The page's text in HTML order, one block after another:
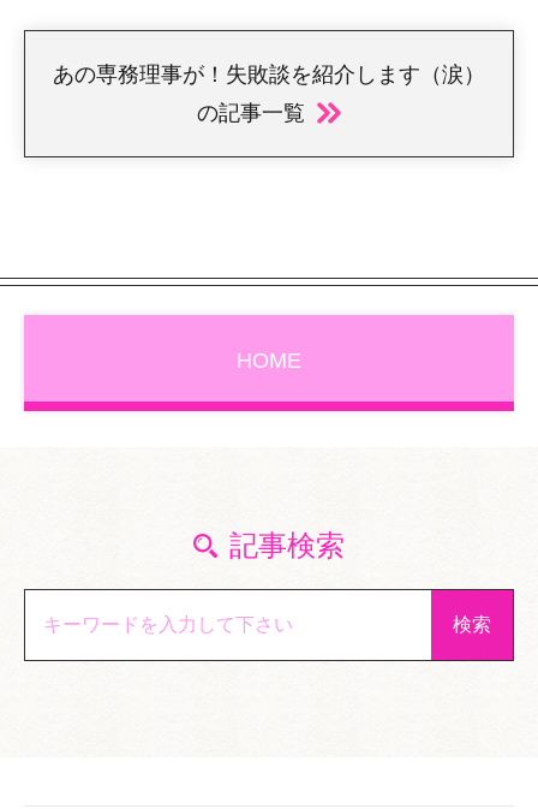
あの専務理事が！失敗談を紹介します（涙）
の記事一覧
HOME
記事検索